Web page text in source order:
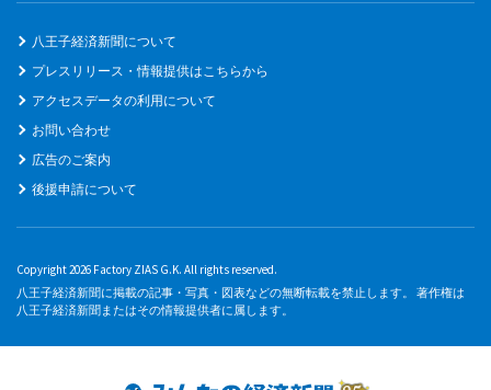
八王子経済新聞について
プレスリリース・情報提供はこちらから
アクセスデータの利用について
お問い合わせ
広告のご案内
後援申請について
Copyright 2026 Factory ZIAS G.K. All rights reserved.
八王子経済新聞に掲載の記事・写真・図表などの無断転載を禁止します。 著作権は
八王子経済新聞またはその情報提供者に属します。